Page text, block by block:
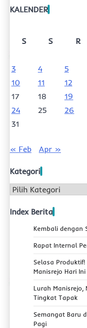
KALENDER
S
S R
3
4 5
10
11 12
17
18 19
24
25 26
31
« Feb Apr »
Kategori
Kategori
Index Berita
Kembali dengan
Rapat Internal
Selasa
Manisrejo Hari Ini
Lurah
Tingkat Tapak
Semangat Baru
Pagi